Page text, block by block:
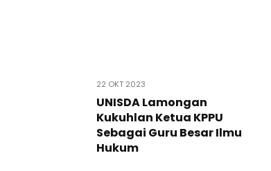
22 OKT 2023
UNISDA Lamongan
Kukuhlan Ketua KPPU
Sebagai Guru Besar Ilmu
Hukum